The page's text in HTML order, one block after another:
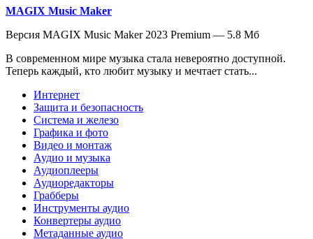
MAGIX Music Maker
Версия MAGIX Music Maker 2023 Premium — 5.8 Мб
В современном мире музыка стала невероятно доступной.
Теперь каждый, кто любит музыку и мечтает стать...
Интернет
Защита и безопасность
Система и железо
Графика и фото
Видео и монтаж
Аудио и музыка
Аудиоплееры
Аудиоредакторы
Грабберы
Инструменты аудио
Конвертеры аудио
Метаданные аудио